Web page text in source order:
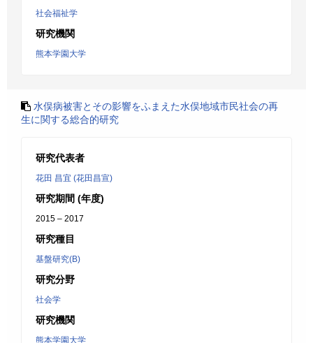
社会福祉学
研究機関
熊本学園大学
水俣病被害とその影響をふまえた水俣地域市民社会の再
生に関する総合的研究
研究代表者
花田 昌宜 (花田昌宣)
研究期間 (年度)
2015 – 2017
研究種目
基盤研究(B)
研究分野
社会学
研究機関
熊本学園大学